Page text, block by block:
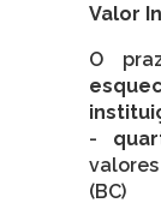
Valor
O
-